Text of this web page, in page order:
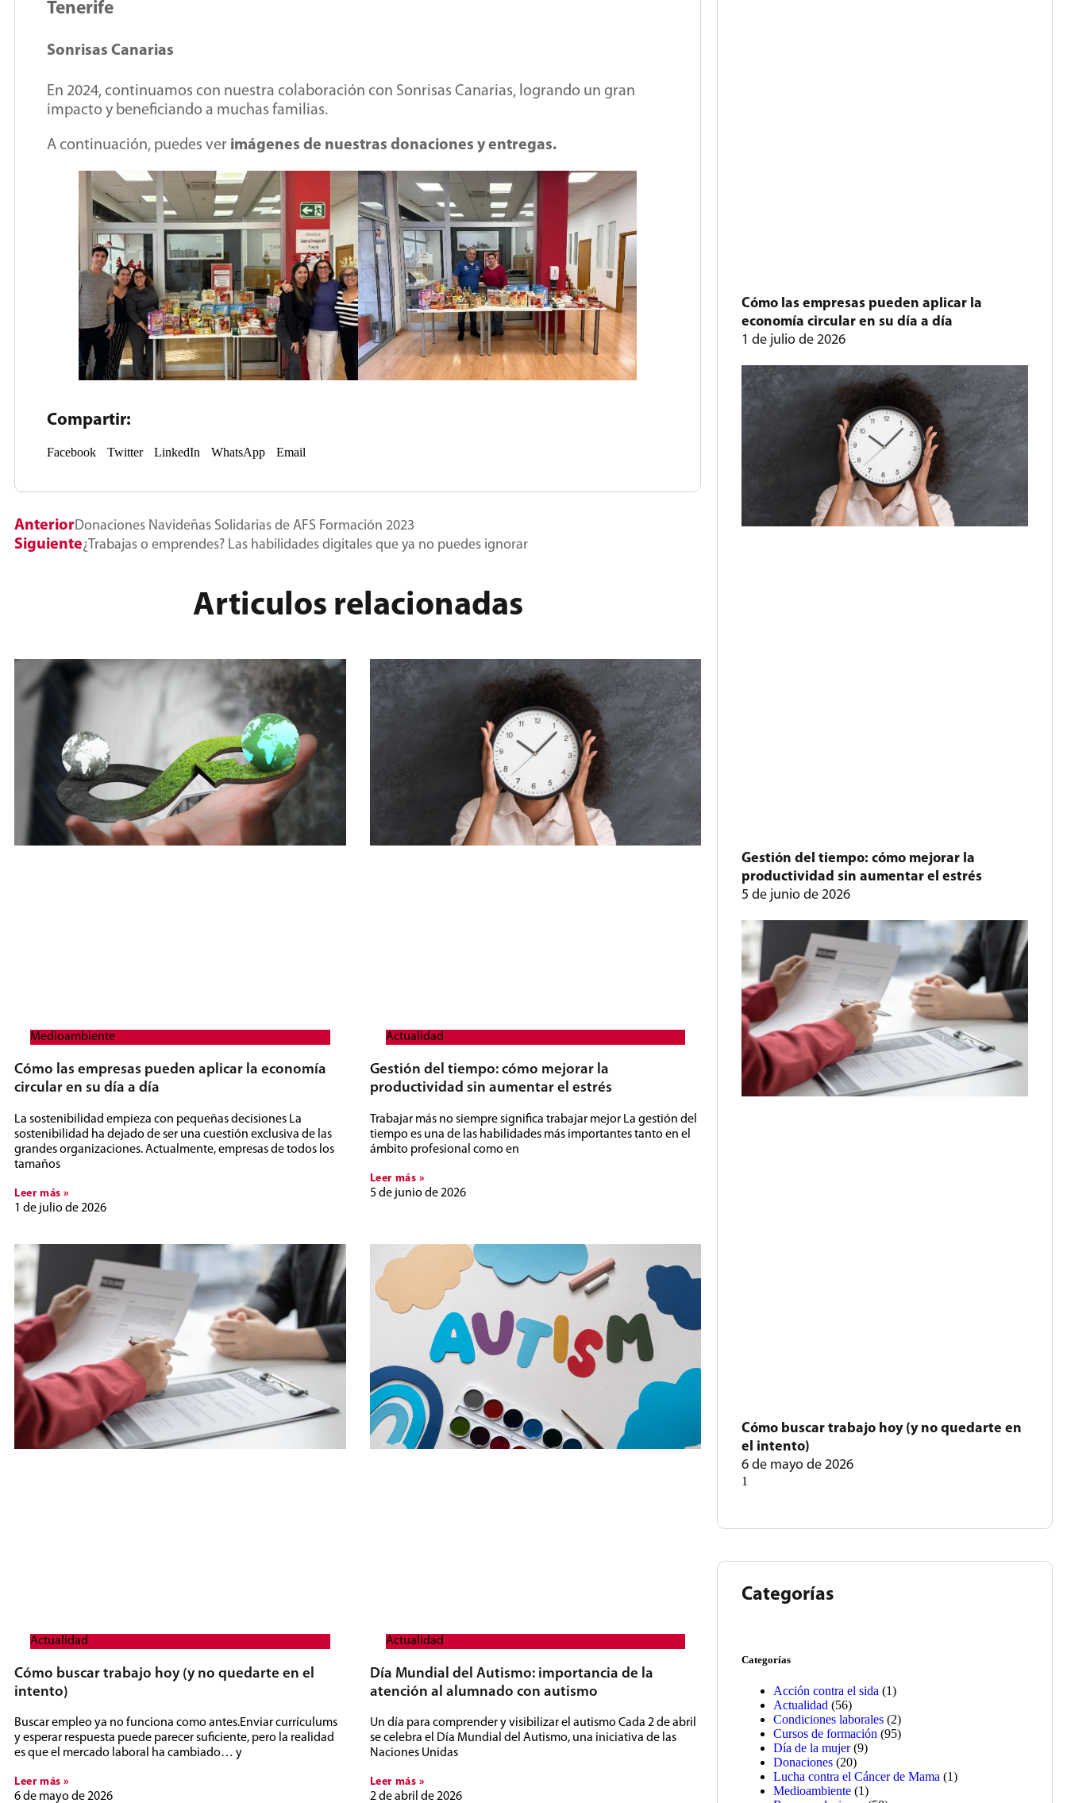
Tenerife
Sonrisas Canarias
En 2024, continuamos con nuestra colaboración con Sonrisas Canarias, logrando un gran
impacto y beneficiando a muchas familias.
A continuación, puedes ver imágenes de nuestras donaciones y entregas.
Compartir:
Facebook Twitter LinkedIn WhatsApp Email
AnteriorDonaciones Navideñas Solidarias de AFS Formación 2023
Siguiente¿Trabajas o emprendes? Las habilidades digitales que ya no puedes ignorar
Articulos relacionadas
Medioambiente
Cómo las empresas pueden aplicar la economía
circular en su día a día
La sostenibilidad empieza con pequeñas decisiones La
sostenibilidad ha dejado de ser una cuestión exclusiva de las
grandes organizaciones. Actualmente, empresas de todos los
tamaños
Leer más »
1 de julio de 2026
Actualidad
Gestión del tiempo: cómo mejorar la
productividad sin aumentar el estrés
Trabajar más no siempre significa trabajar mejor La gestión del
tiempo es una de las habilidades más importantes tanto en el
ámbito profesional como en
Leer más »
5 de junio de 2026
Actualidad
Cómo buscar trabajo hoy (y no quedarte en el
intento)
Buscar empleo ya no funciona como antes.Enviar currículums
y esperar respuesta puede parecer suficiente, pero la realidad
es que el mercado laboral ha cambiado… y
Leer más »
6 de mayo de 2026
Actualidad
Día Mundial del Autismo: importancia de la
atención al alumnado con autismo
Un día para comprender y visibilizar el autismo Cada 2 de abril
se celebra el Día Mundial del Autismo, una iniciativa de las
Naciones Unidas
Leer más »
2 de abril de 2026
Cómo las empresas pueden aplicar la
economía circular en su día a día
1 de julio de 2026
Gestión del tiempo: cómo mejorar la
productividad sin aumentar el estrés
5 de junio de 2026
Cómo buscar trabajo hoy (y no quedarte en
el intento)
6 de mayo de 2026
Categorías
Categorías
Acción contra el sida (1)
Actualidad (56)
Condiciones laborales (2)
Cursos de formación (95)
Día de la mujer(9)
Donaciones (20)
Lucha contra el Cáncer de Mama (1)
Medioambiente (1)